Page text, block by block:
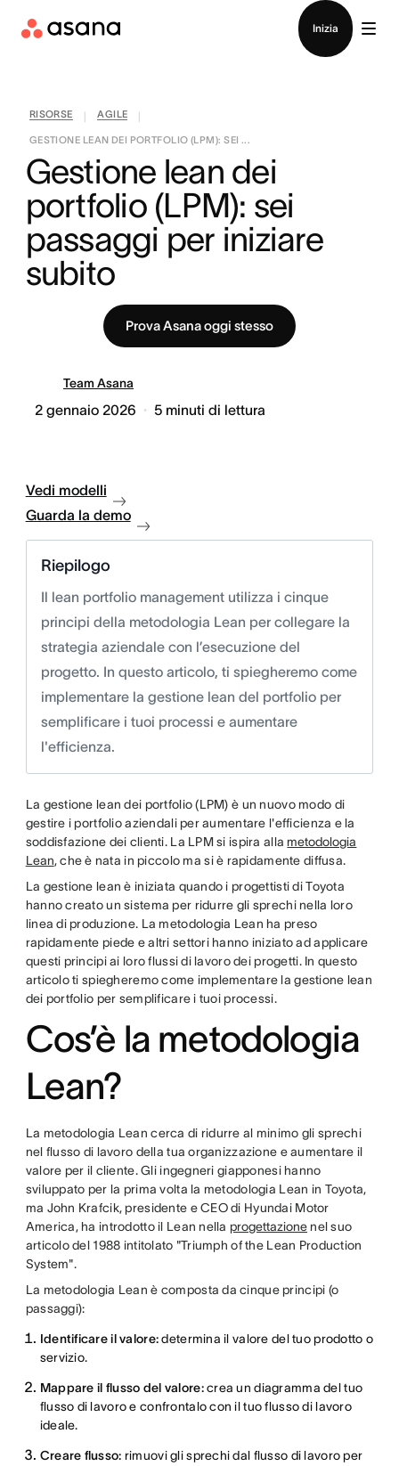
Inizia
RISORSE AGILE
GESTIONE LEAN DEI PORTFOLIO (LPM): SEI ...
Gestione lean dei
portfolio (LPM): sei
passaggi per iniziare
subito
Prova Asana oggi stesso
Team Asana
2 gennaio 2026 5 minuti di lettura
Vedi modelli
Guarda la demo
Riepilogo
Il lean portfolio management utilizza i cinque
principi della metodologia Lean per collegare la
strategia aziendale con l’esecuzione del
progetto. In questo articolo, ti spiegheremo come
implementare la gestione lean del portfolio per
semplificare i tuoi processi e aumentare
l'efficienza.
La gestione lean dei portfolio (LPM) è un nuovo modo di
gestire i portfolio aziendali per aumentare l'efficienza e la
soddisfazione dei clienti. La LPM si ispira alla metodologia
Lean, che è nata in piccolo ma si è rapidamente diffusa.
La gestione lean è iniziata quando i progettisti di Toyota
hanno creato un sistema per ridurre gli sprechi nella loro
linea di produzione. La metodologia Lean ha preso
rapidamente piede e altri settori hanno iniziato ad applicare
questi principi ai loro flussi di lavoro dei progetti. In questo
articolo ti spiegheremo come implementare la gestione lean
dei portfolio per semplificare i tuoi processi.
Cos’è la metodologia
Lean?
La metodologia Lean cerca di ridurre al minimo gli sprechi
nel flusso di lavoro della tua organizzazione e aumentare il
valore per il cliente. Gli ingegneri giapponesi hanno
sviluppato per la prima volta la metodologia Lean in Toyota,
ma John Krafcik, presidente e CEO di Hyundai Motor
America, ha introdotto il Lean nella progettazione nel suo
articolo del 1988 intitolato "Triumph of the Lean Production
System".
La metodologia Lean è composta da cinque principi (o
passaggi):
Identificare il valore:determina il valore del tuo prodotto o
servizio.
Mappare il flusso del valore:crea un diagramma del tuo
flusso di lavoro e confrontalo con il tuo flusso di lavoro
ideale.
Creare flusso: rimuovi gli sprechi dal flusso di lavoro per